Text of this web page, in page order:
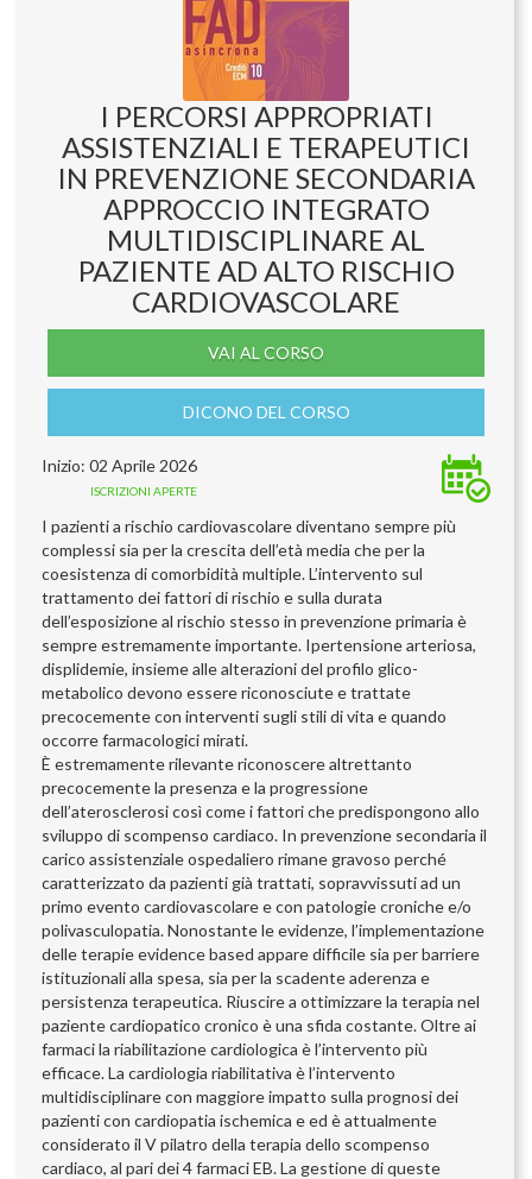
I PERCORSI APPROPRIATI
ASSISTENZIALI E TERAPEUTICI
IN PREVENZIONE SECONDARIA
APPROCCIO INTEGRATO
MULTIDISCIPLINARE AL
PAZIENTE AD ALTO RISCHIO
CARDIOVASCOLARE
VAI AL CORSO
DICONO DEL CORSO
Inizio: 02 Aprile 2026
ISCRIZIONI APERTE
I pazienti a rischio cardiovascolare diventano sempre più
complessi sia per la crescita dell’età media che per la
coesistenza di comorbidità multiple. L’intervento sul
trattamento dei fattori di rischio e sulla durata
dell’esposizione al rischio stesso in prevenzione primaria è
sempre estremamente importante. Ipertensione arteriosa,
displidemie, insieme alle alterazioni del profilo glico-
metabolico devono essere riconosciute e trattate
precocemente con interventi sugli stili di vita e quando
occorre farmacologici mirati.
È estremamente rilevante riconoscere altrettanto
precocemente la presenza e la progressione
dell’aterosclerosi così come i fattori che predispongono allo
sviluppo di scompenso cardiaco. In prevenzione secondaria il
carico assistenziale ospedaliero rimane gravoso perché
caratterizzato da pazienti già trattati, sopravvissuti ad un
primo evento cardiovascolare e con patologie croniche e/o
polivasculopatia. Nonostante le evidenze, l’implementazione
delle terapie evidence based appare difficile sia per barriere
istituzionali alla spesa, sia per la scadente aderenza e
persistenza terapeutica. Riuscire a ottimizzare la terapia nel
paziente cardiopatico cronico è una sfida costante. Oltre ai
farmaci la riabilitazione cardiologica è l’intervento più
efficace. La cardiologia riabilitativa è l’intervento
multidisciplinare con maggiore impatto sulla prognosi dei
pazienti con cardiopatia ischemica e ed è attualmente
considerato il V pilatro della terapia dello scompenso
cardiaco, al pari dei 4 farmaci EB. La gestione di queste